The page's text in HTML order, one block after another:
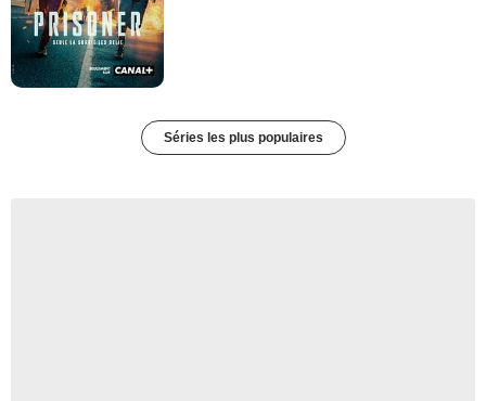
Séries les plus populaires